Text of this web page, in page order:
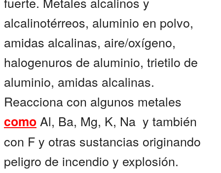
alcalinotérreos, aluminio en polvo,
amidas alcalinas, aire/oxígeno,
halogenuros de aluminio, trietilo de
aluminio, amidas alcalinas.
Reacciona con algunos metales
como Al, Ba, Mg, K, Na y también
con F y otras sustancias originando
peligro de incendio y explosión.